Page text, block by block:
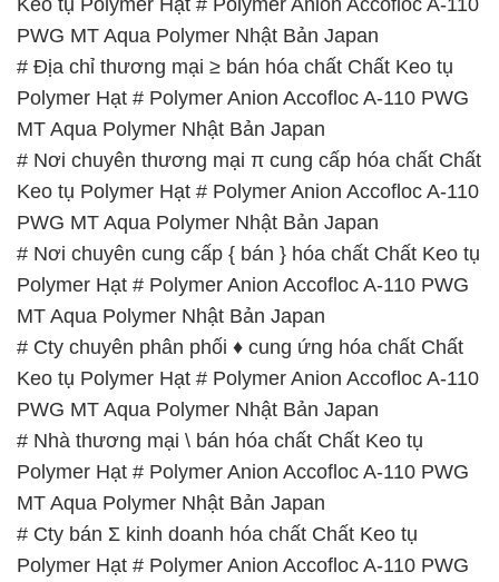
PWG MT Aqua Polymer Nhật Bản Japan
# Địa chỉ thương mại ≥ bán hóa chất Chất Keo tụ
Polymer Hạt # Polymer Anion Accofloc A-110 PWG
MT Aqua Polymer Nhật Bản Japan
# Nơi chuyên thương mại π cung cấp hóa chất Chất
Keo tụ Polymer Hạt # Polymer Anion Accofloc A-110
PWG MT Aqua Polymer Nhật Bản Japan
# Nơi chuyên cung cấp { bán } hóa chất Chất Keo tụ
Polymer Hạt # Polymer Anion Accofloc A-110 PWG
MT Aqua Polymer Nhật Bản Japan
# Cty chuyên phân phối ♦ cung ứng hóa chất Chất
Keo tụ Polymer Hạt # Polymer Anion Accofloc A-110
PWG MT Aqua Polymer Nhật Bản Japan
# Nhà thương mại \ bán hóa chất Chất Keo tụ
Polymer Hạt # Polymer Anion Accofloc A-110 PWG
MT Aqua Polymer Nhật Bản Japan
# Cty bán Σ kinh doanh hóa chất Chất Keo tụ
Polymer Hạt # Polymer Anion Accofloc A-110 PWG